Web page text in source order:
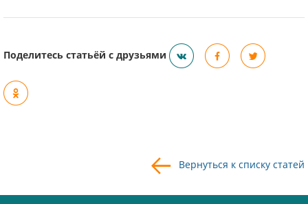
Поделитесь статьёй с друзьями
Вернуться к списку статей